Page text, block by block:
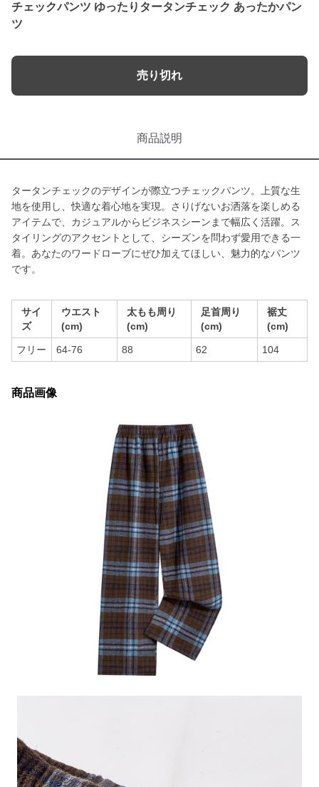
チェックパンツ ゆったりタータンチェック あったかパン
ツ
売り切れ
商品説明
タータンチェックのデザインが際立つチェックパンツ。上質な生
地を使用し、快適な着心地を実現。さりげないお洒落を楽しめる
アイテムで、カジュアルからビジネスシーンまで幅広く活躍。ス
タイリングのアクセントとして、シーズンを問わず愛用できる一
着。あなたのワードローブにぜひ加えてほしい、魅力的なパンツ
です。
サイ
ズ
ウエスト
(cm)
太もも周り
(cm)
足首周り
(cm)
裾丈
(cm)
フリー 64-76 88 62 104
商品画像